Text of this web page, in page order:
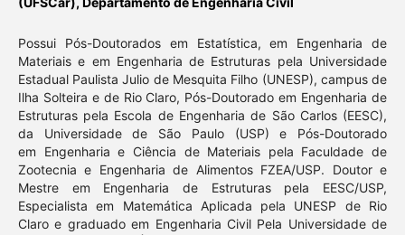
Possui Pós-Doutorados em Estatística, em Engenharia de
Materiais e em Engenharia de Estruturas pela Universidade
Estadual Paulista Julio de Mesquita Filho (UNESP), campus de
Ilha Solteira e de Rio Claro, Pós-Doutorado em Engenharia de
Estruturas pela Escola de Engenharia de São Carlos (EESC),
da Universidade de São Paulo (USP) e Pós-Doutorado
em Engenharia e Ciência de Materiais pela Faculdade de
Zootecnia e Engenharia de Alimentos FZEA/USP. Doutor e
Mestre em Engenharia de Estruturas pela EESC/USP,
Especialista em Matemática Aplicada pela UNESP de Rio
Claro e graduado em Engenharia Civil Pela Universidade de